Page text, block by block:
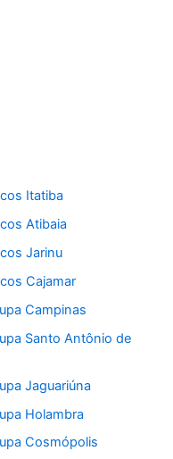
Itatiba
Atibaia
Jarinu
Cajamar
Campinas
Santo Antônio de
Jaguariúna
Holambra
Cosmópolis